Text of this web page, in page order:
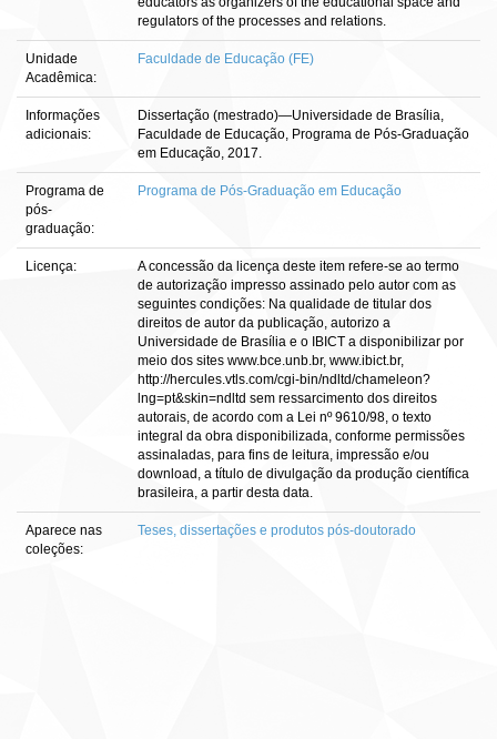
regulators of the processes and relations.
Unidade
Acadêmica:
Faculdade de Educação (FE)
Informações
adicionais:
Dissertação (mestrado)—Universidade de Brasília,
Faculdade de Educação, Programa de Pós-Graduação
em Educação, 2017.
Programa de
pós-
graduação:
Programa de Pós-Graduação em Educação
Licença:
A concessão da licença deste item refere-se ao termo
de autorização impresso assinado pelo autor com as
seguintes condições: Na qualidade de titular dos
direitos de autor da publicação, autorizo a
Universidade de Brasília e o IBICT a disponibilizar por
meio dos sites www.bce.unb.br, www.ibict.br,
http://hercules.vtls.com/cgi-bin/ndltd/chameleon?
lng=pt&skin=ndltd sem ressarcimento dos direitos
autorais, de acordo com a Lei nº 9610/98, o texto
integral da obra disponibilizada, conforme permissões
assinaladas, para fins de leitura, impressão e/ou
download, a título de divulgação da produção científica
brasileira, a partir desta data.
Aparece nas
coleções:
Teses, dissertações e produtos pós-doutorado